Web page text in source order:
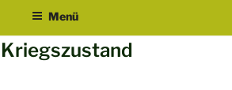
Menü
Kriegszustand